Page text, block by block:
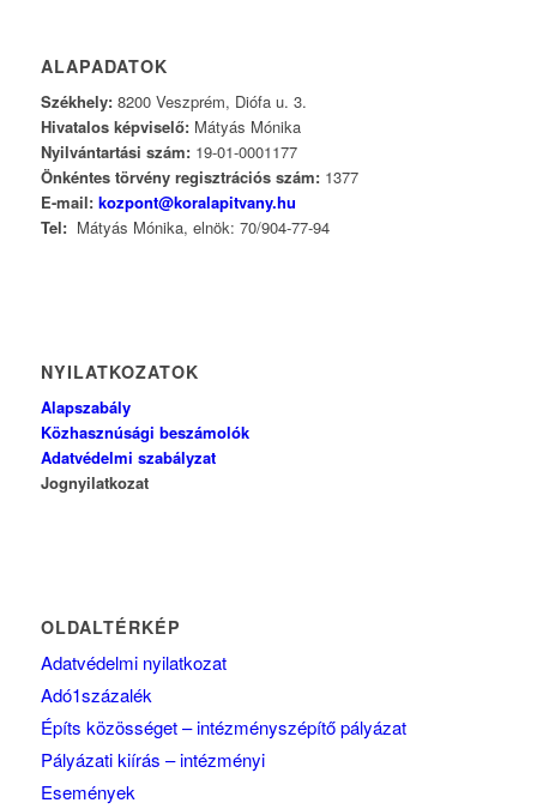
ALAPADATOK
Székhely:8200 Veszprém, Diófa u. 3.
Hivatalos képviselő:Mátyás Mónika
Nyilvántartási szám:19-01-0001177
Önkéntes törvény regisztrációs szám:1377
E-mail: kozpont@koralapitvany.hu
Tel:Mátyás Mónika, elnök: 70/904-77-94
NYILATKOZATOK
Alapszabály
Közhasznúsági beszámolók
Adatvédelmi szabályzat
Jognyilatkozat
OLDALTÉRKÉP
Adatvédelmi nyilatkozat
Adó1százalék
Építs közösséget – intézményszépítő pályázat
Pályázati kiírás – intézményi
Események